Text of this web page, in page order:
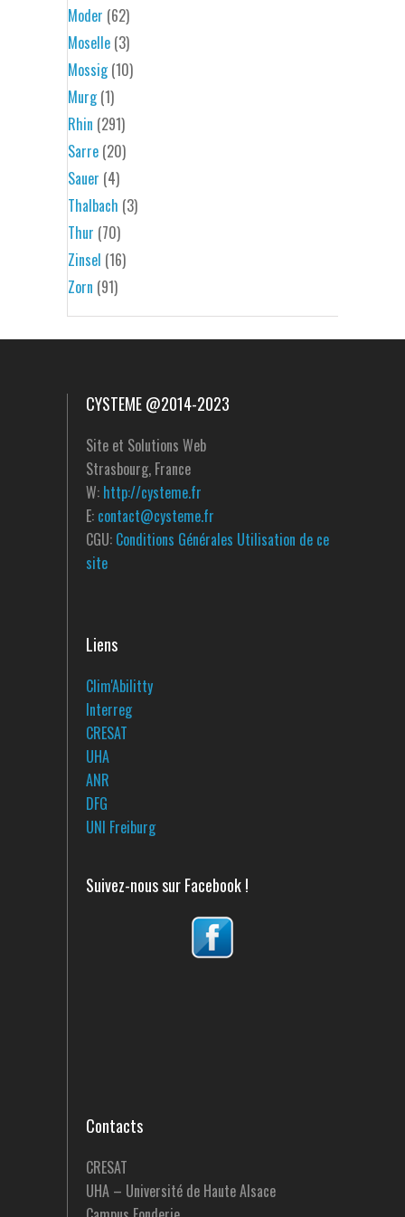
Moder (62)
Moselle (3)
Mossig(10)
Murg(1)
Rhin (291)
Sarre (20)
Sauer (4)
Thalbach (3)
Thur (70)
Zinsel (16)
Zorn (91)
CYSTEME @2014-2023
Site et Solutions Web
Strasbourg, France
W: http://cysteme.fr
E: contact@cysteme.fr
CGU: Conditions Générales Utilisation de ce
site
Liens
Clim'Abilitty
Interreg
CRESAT
UHA
ANR
DFG
UNI Freiburg
Suivez-nous sur Facebook !
Contacts
CRESAT
UHA – Université de Haute Alsace